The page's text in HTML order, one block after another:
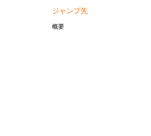
ジャンプ先
概要